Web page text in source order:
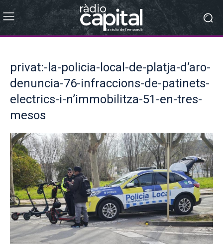
privat:-la-policia-local-de-platja-d’aro-
denuncia-76-infraccions-de-patinets-
electrics-i-n’immobilitza-51-en-tres-
mesos